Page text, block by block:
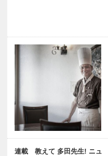
連載 教えて 多田先生! ニュ